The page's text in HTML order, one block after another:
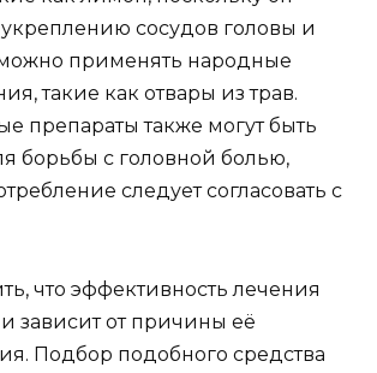
укреплению сосудов головы и
применять народные
такие как отвары из трав.
препараты также могут быть
борьбы с головной болью,
следует согласовать с
что эффективность лечения
зависит от причины её
Подбор подобного средства